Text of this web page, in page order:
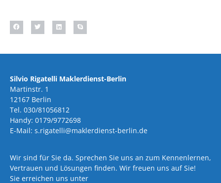
Silvio Rigatelli Maklerdienst-Berlin
Martinstr. 1
12167 Berlin
Tel. 030/81056812
Handy: 0179/9772698
E-Mail: s.rigatelli@maklerdienst-berlin.de
Wir sind für Sie da. Sprechen Sie uns an zum Kennenlernen,
Vertrauen und Lösungen finden. Wir freuen uns auf Sie!
Sie erreichen uns unter